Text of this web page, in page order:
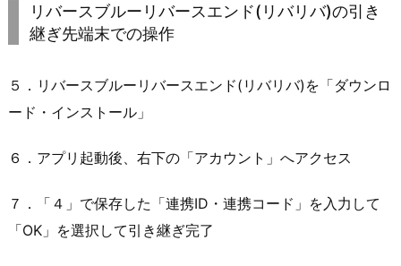
リバースブルーリバースエンド(リバリバ)の引き
継ぎ先端末での操作
５．リバースブルーリバースエンド(リバリバ)を「ダウンロ
ード・インストール」
６．アプリ起動後、右下の「アカウント」へアクセス
７．「４」で保存した「連携ID・連携コード」を入力して
「OK」を選択して引き継ぎ完了